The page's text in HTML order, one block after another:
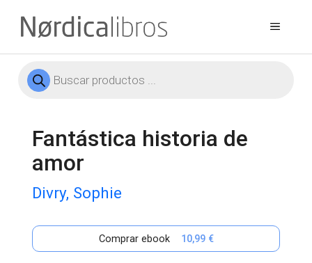
contenido
Menú
Búsqueda
de
Fantástica historia de
amor
Divry, Sophie
Comprar ebook 10,99 €